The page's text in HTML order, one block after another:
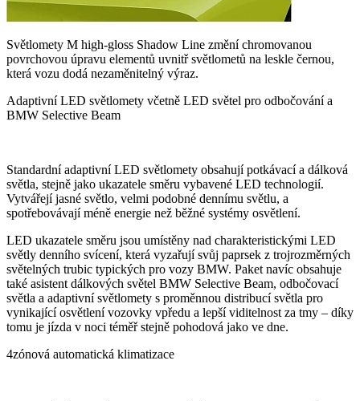
Světlomety M high-gloss Shadow Line změní chromovanou
povrchovou úpravu elementů uvnitř světlometů na leskle černou,
která vozu dodá nezaměnitelný výraz.
Adaptivní LED světlomety včetně LED světel pro odbočování a
BMW Selective Beam
Standardní adaptivní LED světlomety obsahují potkávací a dálková
světla, stejně jako ukazatele směru vybavené LED technologií.
Vytvářejí jasné světlo, velmi podobné dennímu světlu, a
spotřebovávají méně energie než běžné systémy osvětlení.
LED ukazatele směru jsou umístěny nad charakteristickými LED
světly denního svícení, která vyzařují svůj paprsek z trojrozměrných
světelných trubic typických pro vozy BMW. Paket navíc obsahuje
také asistent dálkových světel BMW Selective Beam, odbočovací
světla a adaptivní světlomety s proměnnou distribucí světla pro
vynikající osvětlení vozovky vpředu a lepší viditelnost za tmy – díky
tomu je jízda v noci téměř stejně pohodová jako ve dne.
4zónová automatická klimatizace